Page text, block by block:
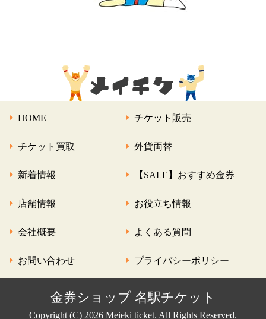
HOME チケット販売
チケット買取 外貨両替
新着情報 【SALE】おすすめ金券
店舗情報 お役立ち情報
会社概要 よくある質問
お問い合わせ プライバシーポリシー
金券ショップ 名駅チケット
Copyright (C) 2026 Meieki ticket. All Rights Reserved.